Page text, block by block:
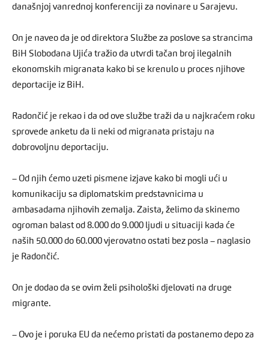
današnjoj vanrednoj konferenciji za novinare u Sarajevu.
On je naveo da je od direktora Službe za poslove sa strancima
BiH Slobodana Ujića tražio da utvrdi tačan broj ilegalnih
ekonomskih migranata kako bi se krenulo u proces njihove
deportacije iz BiH.
Radončić je rekao i da od ove službe traži da u najkraćem roku
sprovede anketu da li neki od migranata pristaju na
dobrovoljnu deportaciju.
– Od njih ćemo uzeti pismene izjave kako bi mogli ući u
komunikaciju sa diplomatskim predstavnicima u
ambasadama njihovih zemalja. Zaista, želimo da skinemo
ogroman balast od 8.000 do 9.000 ljudi u situaciji kada će
naših 50.000 do 60.000 vjerovatno ostati bez posla – naglasio
je Radončić.
On je dodao da se ovim želi psihološki djelovati na druge
migrante.
– Ovo je i poruka EU da nećemo pristati da postanemo depo za